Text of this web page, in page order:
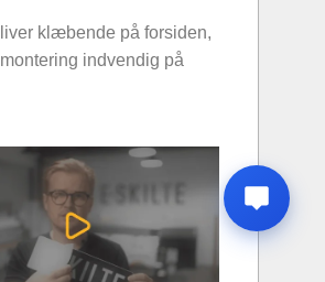
klæbende på forsiden,
indvendig på